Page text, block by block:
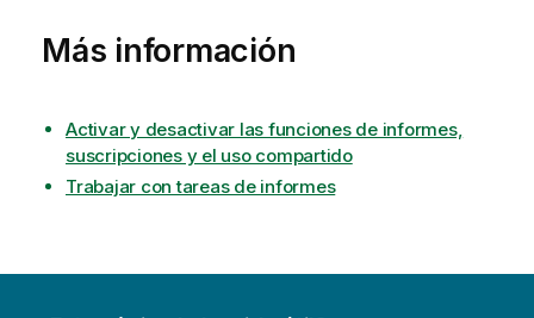
Más información
Activar y desactivar las funciones de informes,
suscripciones y el uso compartido
Trabajar con tareas de informes